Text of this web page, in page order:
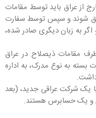
از عراق باید توسط مقامات
شوند و سپس توسط سفارت
به زبان دیگری صادر شده،
مقامات ذیصلاح در عراق
بسته به نوع مدرک، به اداره
داشت.
یک شرکت عراقی جدید، (بعد
و یک حسابرس هستند.